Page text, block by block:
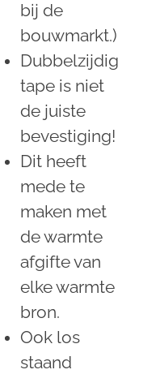
bij de
bouwmarkt.)
Dubbelzijdig
tape is niet
de juiste
bevestiging!
Dit heeft
mede te
maken met
de warmte
afgifte van
elke warmte
bron.
Ook los
staand